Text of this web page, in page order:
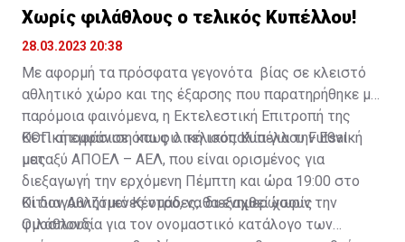
Χωρίς φιλάθλους ο τελικός Κυπέλλου!
28.03.2023 20:38
Με αφορμή τα πρόσφατα γεγονότα βίας σε κλειστό
αθλητικό χώρο και της έξαρσης που παρατηρήθηκε με
παρόμοια φαινόμενα, η Εκτελεστική Επιτροπή της
ΚΟΠ αποφάσισε όπως ο τελικός Κυπέλλου Futsal
μεταξύ ΑΠΟΕΛ – ΑΕΛ, που είναι ορισμένος για
διεξαγωγή την ερχόμενη Πέμπτη και ώρα 19:00 στο
Κίτιον Αθλητικό Κέντρο, να διεξαχθεί χωρίς
φιλάθλους.
Θετική εμφάνιση και φιλική ισοπαλία για την Εθνική
μας
Οι διαγωνιζόμενες ομάδες, θα ενημερώσουν την
Ομοσπονδία για τον ονομαστικό κατάλογο των